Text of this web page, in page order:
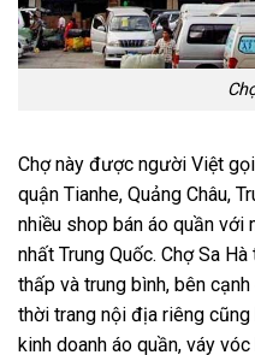
Chợ này được người Việt
quận Tianhe, Quảng Châu,
nhiều shop bán áo quần với
nhất Trung Quốc. Chợ Sa
thấp và trung bình, bên
thời trang nội địa riêng
kinh doanh áo quần, váy